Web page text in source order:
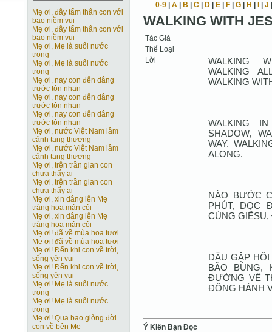
Mẹ ơi, đây tấm thân con với
bao niềm vui
Mẹ ơi, đây tấm thân con với
bao niềm vui
Mẹ ơi, Mẹ là suối nước
trong
Mẹ ơi, Mẹ là suối nước
trong
Mẹ ơi, nay con đến dâng
trước tôn nhan
Mẹ ơi, nay con đến dâng
trước tôn nhan
Mẹ ơi, nay con đến dâng
trước tôn nhan
Mẹ ơi, nước Việt Nam lâm
cảnh tang thương
Mẹ ơi, nước Việt Nam lâm
cảnh tang thương
Mẹ ơi, trên trần gian con
chưa thấy ai
Mẹ ơi, trên trần gian con
chưa thấy ai
Mẹ ơi, xin dâng lên Mẹ
tràng hoa mân côi
Mẹ ơi, xin dâng lên Mẹ
tràng hoa mân côi
Mẹ ơi! đã về mùa hoa tươi
Mẹ ơi! đã về mùa hoa tươi
Mẹ ơi! Ðến khi con về trời,
sống yên vui
Mẹ ơi! Ðến khi con về trời,
sống yên vui
Mẹ ơi! Mẹ là suối nước
trong
Mẹ ơi! Mẹ là suối nước
trong
Mẹ ơi! Qua bao giòng đời
con về bên Mẹ
0-9 A B C D E F G H J
WALKING WITH
Tác Giả
Thể Loại
Lời
WALKING
WALKING
WALKING
WALKING
SHADOW,
WAY.
ALONG.
NÀO BƯỚC
PHÚT, DỌC
CÙNG
DẦU GẶP
BÃO BÙNG,
ĐƯỜNG VỀ
ĐỒNG HÀNH
Ý Kiến Bạn Ðọc